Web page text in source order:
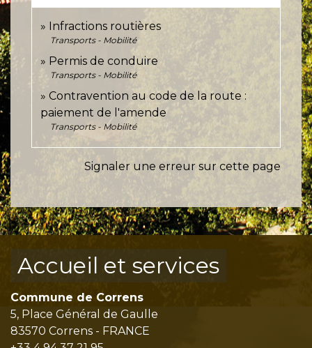
Infractions routières
Transports - Mobilité
Permis de conduire
Transports - Mobilité
Contravention au code de la route :
paiement de l'amende
Transports - Mobilité
Signaler une erreur sur cette page
Accueil et services
Commune de Correns
5, Place Général de Gaulle
83570 Correns - FRANCE